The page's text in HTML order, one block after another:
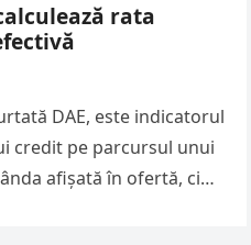
rata
DAE, este indicatorul
credit pe parcursul unui
afișată în ofertă, ci